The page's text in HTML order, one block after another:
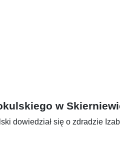
w
dowiedział się o zdradzie